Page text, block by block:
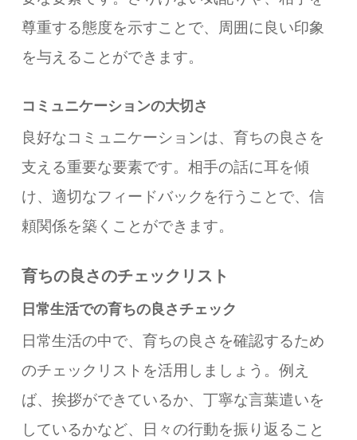
尊重する態度を示すことで、周囲に良い印象
を与えることができます。
コミュニケーションの大切さ
良好なコミュニケーションは、育ちの良さを
支える重要な要素です。相手の話に耳を傾
け、適切なフィードバックを行うことで、信
頼関係を築くことができます。
育ちの良さのチェックリスト
日常生活での育ちの良さチェック
日常生活の中で、育ちの良さを確認するため
のチェックリストを活用しましょう。例え
ば、挨拶ができているか、丁寧な言葉遣いを
しているかなど、日々の行動を振り返ること